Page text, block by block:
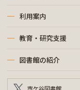
利用案内
教育・研究支援
図書館の紹介